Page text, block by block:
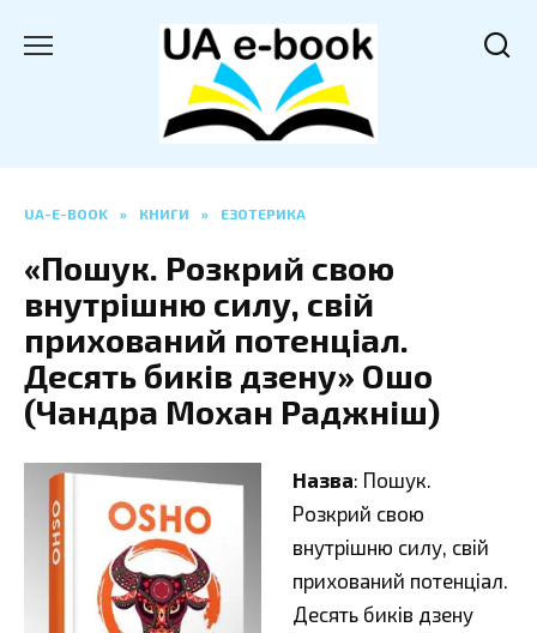
UA-E-BOOK » КНИГИ » ЕЗОТЕРИКА
«Пошук. Розкрий свою
внутрішню силу, свій
прихований потенціал.
Десять биків дзену» Ошо
(Чандра Мохан Раджніш)
Назва: Пошук.
Розкрий свою
внутрішню силу, свій
прихований потенціал.
Десять биків дзену